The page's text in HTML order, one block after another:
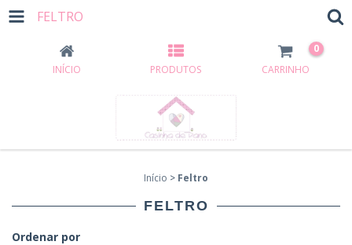
FELTRO
INÍCIO PRODUTOS CARRINHO
0
Início > Feltro
FELTRO
Ordenar por